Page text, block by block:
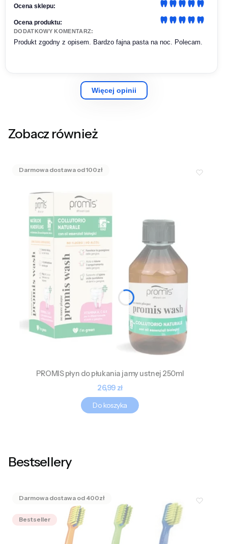
Ocena sklepu:
Ocena produktu:
DODATKOWY KOMENTARZ:
Produkt zgodny z opisem. Bardzo fajna pasta na noc. Polecam.
Więcej opinii
Zobacz również
PROMIS płyn do płukania jamy ustnej 250ml
Cena
26,99 zł
Do koszyka
Bestsellery
Bestseller